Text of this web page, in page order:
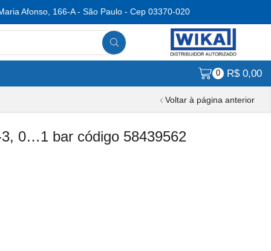
Afonso, 166-A - São Paulo - Cep 03370-020
0 R$0,00
Voltar à página anterior
0…1 bar código 58439562